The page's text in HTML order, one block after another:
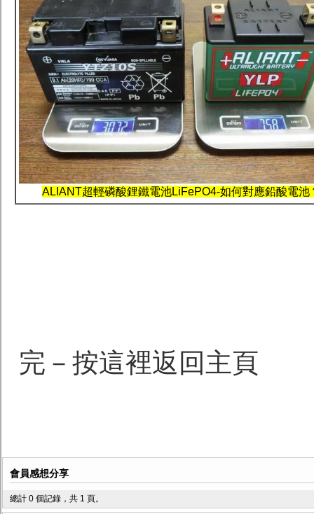
ALIANT超輕磷酸鋰鐵電池LiFePO4-如何對應鉛酸電池
完－按這裡返回主頁
會員感想分享
總計 0 個記錄，共 1 頁。